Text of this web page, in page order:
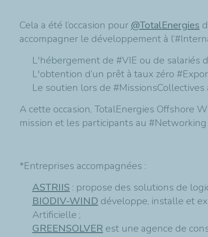
Cela a été l’occasion pour @TotalEnergies
accompagner le développement à
L'hébergement de #VIE ou de salariés
L'obtention d’un prêt à taux zéro
Le soutien lors de #MissionsCollectives
A cette occasion, TotalEnergies Offshore
mission et les participants au
*Entreprises accompagnées :
ASTRIIS : propose des solutions de
BIODIV-WIND développe, installe et
Artificielle ;
GREENSOLVER est une agence de